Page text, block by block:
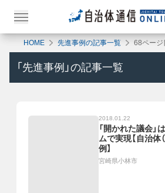
HOME 先進事例の記事一覧 68ページ
「 先進事例 」の記事一覧
2018.01.22
「開かれた議会」
ムで実現【自治体
例】
宮崎県小林市